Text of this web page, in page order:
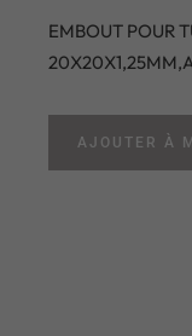
EMBOUT POUR
AJOUTER À